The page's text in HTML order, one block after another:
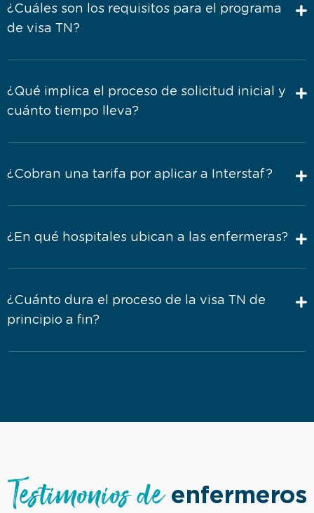
¿Cuáles son los requisitos para el programa
de visa TN?
¿Qué implica el proceso de solicitud inicial y
cuánto tiempo lleva?
¿Cobran una tarifa por aplicar a Interstaf?
¿En qué hospitales ubican a las enfermeras?
¿Cuánto dura el proceso de la visa TN de
principio a fin?
Testimonios deenfermeros